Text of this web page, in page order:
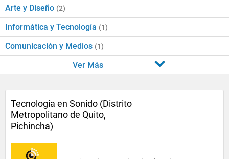
Arte y Diseño (2)
Informática y Tecnología (1)
Comunicación y Medios (1)
Ver Más
Tecnología en Sonido (Distrito
Metropolitano de Quito,
Pichincha)